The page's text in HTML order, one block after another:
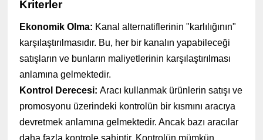
Kriterler
Ekonomik Olma: Kanal alternatiflerinin "karlılığının"
karşılaştırılmasıdır. Bu, her bir kanalın yapabileceği
satışların ve bunların maliyetlerinin karşılaştırılması
anlamına gelmektedir.
Kontrol Derecesi:Aracı kullanmak ürünlerin satışı ve
promosyonu üzerindeki kontrolün bir kısmını aracıya
devretmek anlamına gelmektedir. Ancak bazı aracılar
daha fazla kontrole sahiptir. Kontrolün mümkün